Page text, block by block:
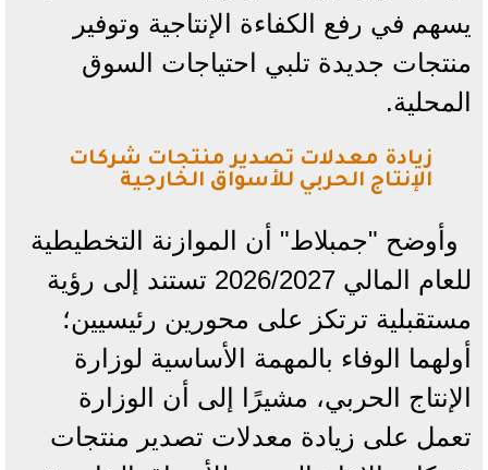
يسهم في رفع الكفاءة الإنتاجية وتوفير
منتجات جديدة تلبي احتياجات السوق
المحلية.
زيادة معدلات تصدير منتجات شركات
الإنتاج الحربي للأسواق الخارجية
وأوضح "جمبلاط" أن الموازنة التخطيطية
للعام المالي 2026/2027 تستند إلى رؤية
مستقبلية ترتكز على محورين رئيسيين؛
أولهما الوفاء بالمهمة الأساسية لوزارة
الإنتاج الحربي، مشيرًا إلى أن الوزارة
تعمل على زيادة معدلات تصدير منتجات